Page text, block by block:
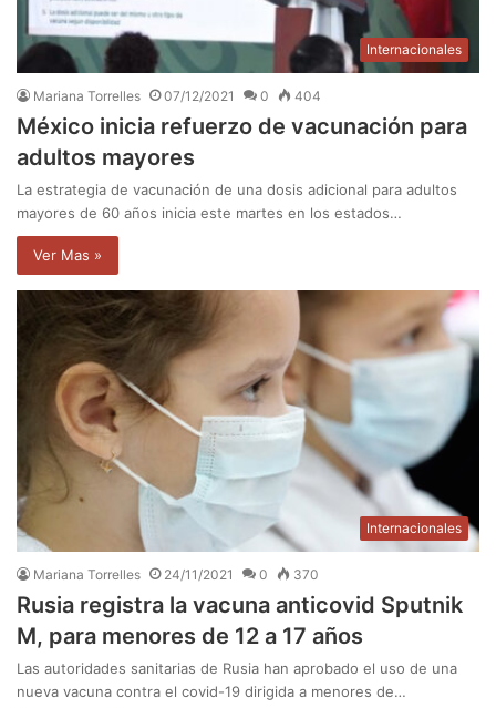
Internacionales
Mariana Torrelles 07/12/2021 0 404
México inicia refuerzo de vacunación para
adultos mayores
La estrategia de vacunación de una dosis adicional para adultos
mayores de 60 años inicia este martes en los estados…
Ver Mas »
Internacionales
Mariana Torrelles 24/11/2021 0 370
Rusia registra la vacuna anticovid Sputnik
M, para menores de 12 a 17 años
Las autoridades sanitarias de Rusia han aprobado el uso de una
nueva vacuna contra el covid-19 dirigida a menores de…